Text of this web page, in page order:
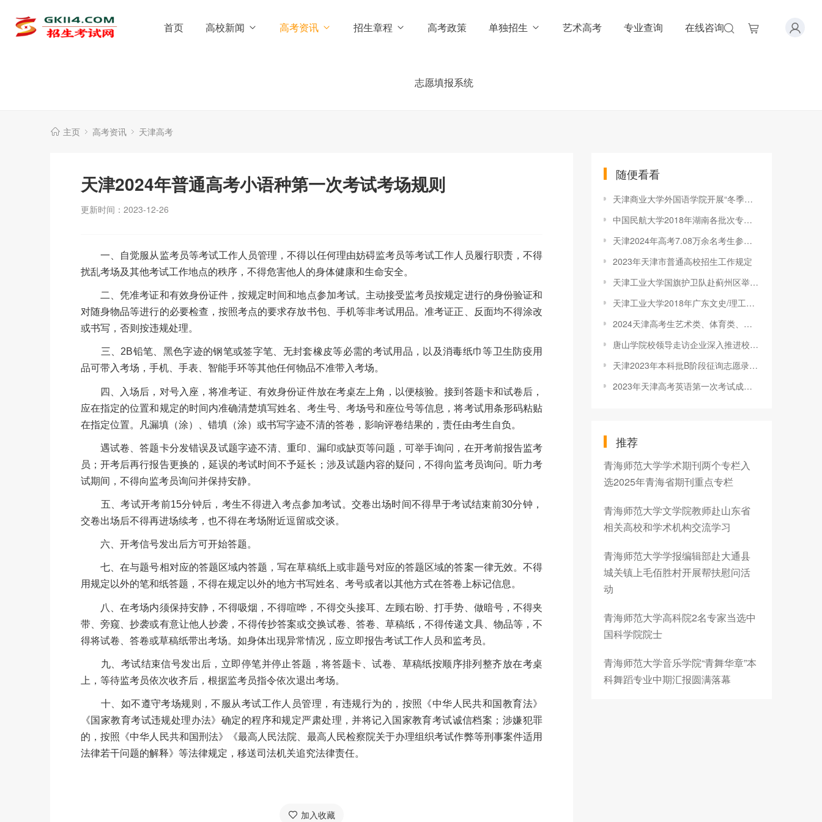
首页 高校新闻 高考资讯 招生章程 高考政策 单独招生 艺术高考 专业查询 在线咨询
志愿填报系统
主页 高考资讯 天津高考
天津2024年普通高考小语种第一次考试考场规则
更新时间：2023-12-26
一、自觉服从监考员等考试工作人员管理，不得以任何理由妨碍监考员等考试工作人员履行职责，不得
扰乱考场及其他考试工作地点的秩序，不得危害他人的身体健康和生命安全。
二、凭准考证和有效身份证件，按规定时间和地点参加考试。主动接受监考员按规定进行的身份验证和
对随身物品等进行的必要检查，按照考点的要求存放书包、手机等非考试用品。准考证正、反面均不得涂改
或书写，否则按违规处理。
三、2B铅笔、黑色字迹的钢笔或签字笔、无封套橡皮等必需的考试用品，以及消毒纸巾等卫生防疫用
品可带入考场，手机、手表、智能手环等其他任何物品不准带入考场。
四、入场后，对号入座，将准考证、有效身份证件放在考桌左上角，以便核验。接到答题卡和试卷后，
应在指定的位置和规定的时间内准确清楚填写姓名、考生号、考场号和座位号等信息，将考试用条形码粘贴
在指定位置。凡漏填（涂）、错填（涂）或书写字迹不清的答卷，影响评卷结果的，责任由考生自负。
遇试卷、答题卡分发错误及试题字迹不清、重印、漏印或缺页等问题，可举手询问，在开考前报告监考
员；开考后再行报告更换的，延误的考试时间不予延长；涉及试题内容的疑问，不得向监考员询问。听力考
试期间，不得向监考员询问并保持安静。
五、考试开考前15分钟后，考生不得进入考点参加考试。交卷出场时间不得早于考试结束前30分钟，
交卷出场后不得再进场续考，也不得在考场附近逗留或交谈。
六、开考信号发出后方可开始答题。
七、在与题号相对应的答题区域内答题，写在草稿纸上或非题号对应的答题区域的答案一律无效。不得
用规定以外的笔和纸答题，不得在规定以外的地方书写姓名、考号或者以其他方式在答卷上标记信息。
八、在考场内须保持安静，不得吸烟，不得喧哗，不得交头接耳、左顾右盼、打手势、做暗号，不得夹
带、旁窥、抄袭或有意让他人抄袭，不得传抄答案或交换试卷、答卷、草稿纸，不得传递文具、物品等，不
得将试卷、答卷或草稿纸带出考场。如身体出现异常情况，应立即报告考试工作人员和监考员。
九、考试结束信号发出后，立即停笔并停止答题，将答题卡、试卷、草稿纸按顺序排列整齐放在考桌
上，等待监考员依次收齐后，根据监考员指令依次退出考场。
十、如不遵守考场规则，不服从考试工作人员管理，有违规行为的，按照《中华人民共和国教育法》
《国家教育考试违规处理办法》确定的程序和规定严肃处理，并将记入国家教育考试诚信档案；涉嫌犯罪
的，按照《中华人民共和国刑法》《最高人民法院、最高人民检察院关于办理组织考试作弊等刑事案件适用
法律若干问题的解释》等法律规定，移送司法机关追究法律责任。
加入收藏
随便看看
天津商业大学外国语学院开展“冬季送温暖”活动
中国民航大学2018年湖南各批次专业录取分数线
天津2024年高考7.08万余名考生参加考试
2023年天津市普通高校招生工作规定
天津工业大学国旗护卫队赴蓟州区举行“礼敬国旗，爱我中华”国防
天津工业大学2018年广东文史/理工各批次专业录取分数线
2024天津高考生艺术类、体育类、普通类提前本科等批投档分数线
唐山学院校领导走访企业深入推进校企合作
天津2023年本科批B阶段征询志愿录取最低分
2023年天津高考英语第一次考试成绩查询官网入口：www.zhaokao.net
推荐
青海师范大学学术期刊两个专栏入
选2025年青海省期刊重点专栏
青海师范大学文学院教师赴山东省
相关高校和学术机构交流学习
青海师范大学学报编辑部赴大通县
城关镇上毛佰胜村开展帮扶慰问活
动
青海师范大学高科院2名专家当选中
国科学院院士
青海师范大学音乐学院“青舞华章”本
科舞蹈专业中期汇报圆满落幕